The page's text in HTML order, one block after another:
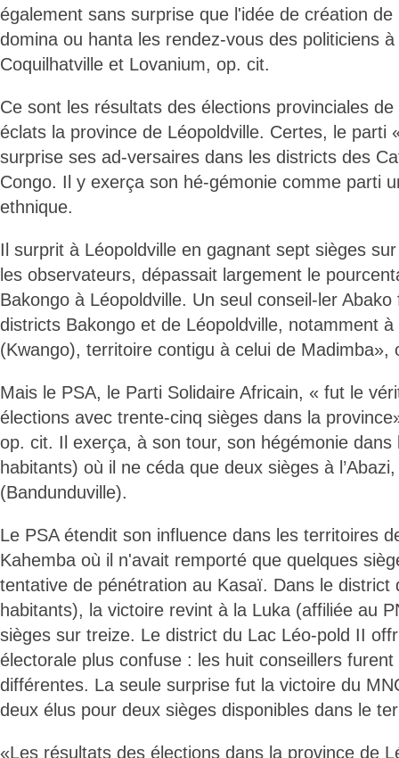
également sans surprise que l'idée de création de
domina ou hanta les rendez-vous des politiciens à
Coquilhatville et Lovanium, op. cit.
Ce sont les résultats des élections provinciales
éclats la province de Léopoldville. Certes, le parti
surprise ses ad-versaires dans les districts des
Congo. Il y exerça son hé-gémonie comme parti
ethnique.
Il surprit à Léopoldville en gagnant sept sièges
les observateurs, dépassait largement le
Bakongo à Léopoldville. Un seul conseil-ler
districts Bakongo et de Léopoldville, notamment à
(Kwango), territoire contigu à celui de Madimba»,
Mais le PSA, le Parti Solidaire Africain, « fut le
élections avec trente-cinq sièges dans la
op. cit. Il exerça, à son tour, son hégémonie dans
habitants) où il ne céda que deux sièges à
(Bandunduville).
Le PSA étendit son influence dans les territoires
Kahemba où il n'avait remporté que quelques
tentative de pénétration au Kasaï. Dans le district
habitants), la victoire revint à la Luka (affiliée au
sièges sur treize. Le district du Lac Léo-pold II
électorale plus confuse : les huit conseillers
différentes. La seule surprise fut la victoire du
deux élus pour deux sièges disponibles dans le
«Les résultats des élections dans la province de